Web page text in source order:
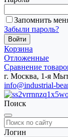
Запомнить
Забыли пароль?
Корзина
Отложенные
Сравнение
г. Москва, 1-я
info@industrial-
Поиск
Логин